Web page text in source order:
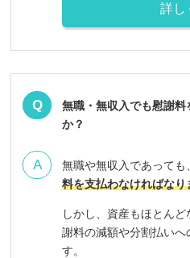
詳し
無職・無収入でも慰謝
か？
無職や無収入であっても
料を支払わなければなり
しかし、資産もほとん
謝料の減額や分割払い
す。